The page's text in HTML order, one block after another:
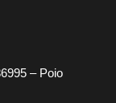
– Poio